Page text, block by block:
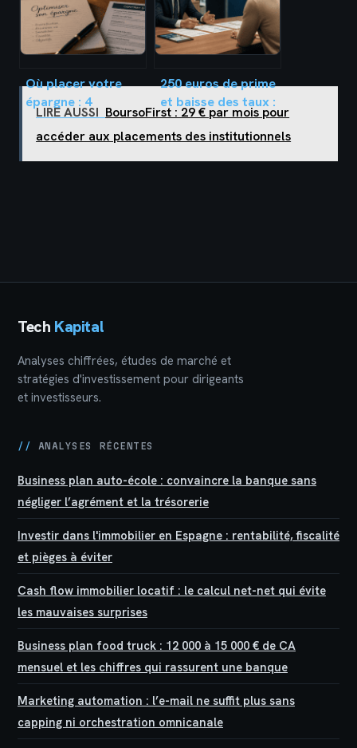
Où placer votre
épargne : 4
stratégies pour
protéger votre
250 euros de prime
et baisse des taux :
comment optimiser
vos finances
LIRE AUSSI BoursoFirst : 29 € par mois pour
accéder aux placements des institutionnels
Tech Kapital
Analyses chiffrées, études de marché et
stratégies d'investissement pour dirigeants
et investisseurs.
// ANALYSES RÉCENTES
Business plan auto-école : convaincre la banque sans
négliger l’agrément et la trésorerie
Investir dans l'immobilier en Espagne : rentabilité, fiscalité
et pièges à éviter
Cash flow immobilier locatif : le calcul net-net qui évite
les mauvaises surprises
Business plan food truck : 12 000 à 15 000 € de CA
mensuel et les chiffres qui rassurent une banque
Marketing automation : l’e-mail ne suffit plus sans
capping ni orchestration omnicanale